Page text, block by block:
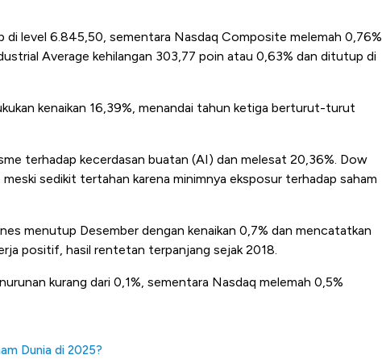
level 6.845,50, sementara Nasdaq Composite melemah 0,76%
Average kehilangan 303,77 poin atau 0,63% dan ditutup di
kenaikan 16,39%, menandai tahun ketiga berturut-turut
terhadap kecerdasan buatan (AI) dan melesat 20,36%. Dow
sedikit tertahan karena minimnya eksposur terhadap saham
menutup Desember dengan kenaikan 0,7% dan mencatatkan
positif, hasil rentetan terpanjang sejak 2018.
kurang dari 0,1%, sementara Nasdaq melemah 0,5%
Dunia di 2025?